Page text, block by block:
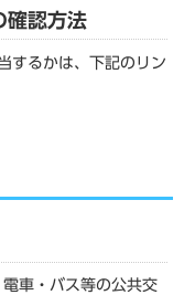
確認方法
するかは、下記のリン
車・バス等の公共交